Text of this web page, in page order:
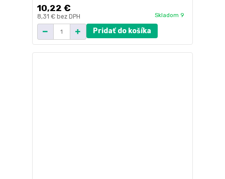
10,22 €
8,31 € bez DPH Skladom 9
Pridať do košíka